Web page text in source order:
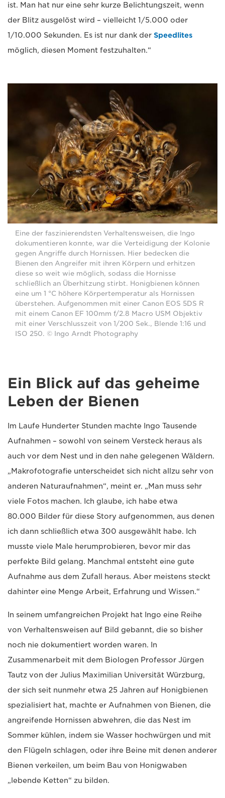
ist. Man hat nur eine sehr kurze Belichtungszeit, wenn
der Blitz ausgelöst wird – vielleicht 1/5.000 oder
1/10.000 Sekunden. Es ist nur dank der Speedlites
möglich, diesen Moment festzuhalten.“
Eine der faszinierendsten Verhaltensweisen, die Ingo
dokumentieren konnte, war die Verteidigung der Kolonie
gegen Angriffe durch Hornissen. Hier bedecken die
Bienen den Angreifer mit ihren Körpern und erhitzen
diese so weit wie möglich, sodass die Hornisse
schließlich an Überhitzung stirbt. Honigbienen können
eine um 1 °C höhere Körpertemperatur als Hornissen
überstehen. Aufgenommen mit einer Canon EOS 5DS R
mit einem Canon EF 100mm f/2.8 Macro USM Objektiv
mit einer Verschlusszeit von 1/200 Sek., Blende 1:16 und
ISO 250. © Ingo Arndt Photography
Ein Blick auf das geheime
Leben der Bienen
Im Laufe Hunderter Stunden machte Ingo Tausende
Aufnahmen – sowohl von seinem Versteck heraus als
auch vor dem Nest und in den nahe gelegenen Wäldern.
„Makrofotografie unterscheidet sich nicht allzu sehr von
anderen Naturaufnahmen“, meint er. „Man muss sehr
viele Fotos machen. Ich glaube, ich habe etwa
80.000 Bilder für diese Story aufgenommen, aus denen
ich dann schließlich etwa 300 ausgewählt habe. Ich
musste viele Male herumprobieren, bevor mir das
perfekte Bild gelang. Manchmal entsteht eine gute
Aufnahme aus dem Zufall heraus. Aber meistens steckt
dahinter eine Menge Arbeit, Erfahrung und Wissen.“
In seinem umfangreichen Projekt hat Ingo eine Reihe
von Verhaltensweisen auf Bild gebannt, die so bisher
noch nie dokumentiert worden waren. In
Zusammenarbeit mit dem Biologen Professor Jürgen
Tautz von der Julius Maximilian Universität Würzburg,
der sich seit nunmehr etwa 25 Jahren auf Honigbienen
spezialisiert hat, machte er Aufnahmen von Bienen, die
angreifende Hornissen abwehren, die das Nest im
Sommer kühlen, indem sie Wasser hochwürgen und mit
den Flügeln schlagen, oder ihre Beine mit denen anderer
Bienen verkeilen, um beim Bau von Honigwaben
„lebende Ketten“ zu bilden.